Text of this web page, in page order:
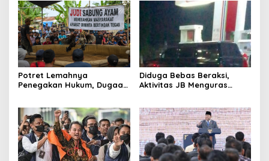
Potret Lemahnya
Penegakan Hukum, Dugaan
Diduga Bebas Beraksi,
Aktivitas JB Menguras
Warga